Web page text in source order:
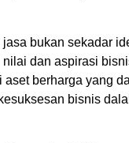
bukan sekadar
dan aspirasi
aset berharga yang
bisnis